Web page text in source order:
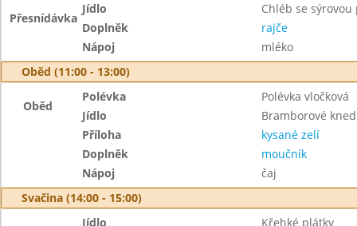
Přesnídávka
Jídlo
Chléb se
Doplněk
rajče
Nápoj
mléko
Oběd (11:00 - 13:00)
Oběd
Polévka
Polévka vločková
Jídlo
Bramborové
Příloha
kysané zelí
Doplněk
moučník
Nápoj
čaj
Svačina (14:00 - 15:00)
Jídlo
Křehké plátky